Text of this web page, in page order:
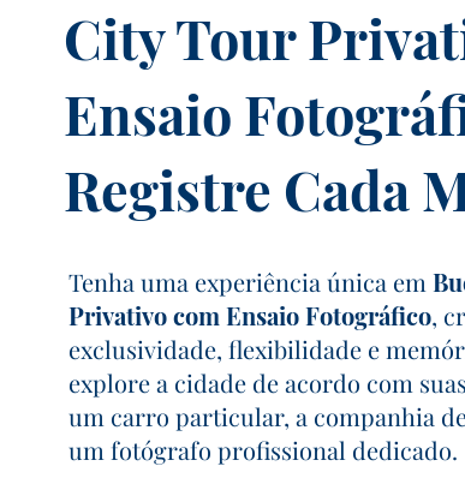
City Tour
Ensaio
Registre Cada
Tenha uma experiência única em
Privativo com Ensaio Fotográfico,
exclusividade, flexibilidade e
explore a cidade de acordo com
um carro particular, a companhia
um fotógrafo profissional dedicado.